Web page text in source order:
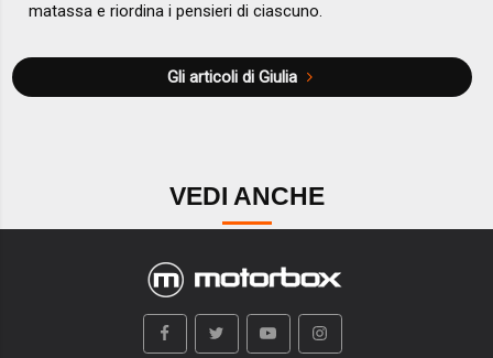
matassa e riordina i pensieri di ciascuno.
Gli articoli di Giulia
VEDI ANCHE